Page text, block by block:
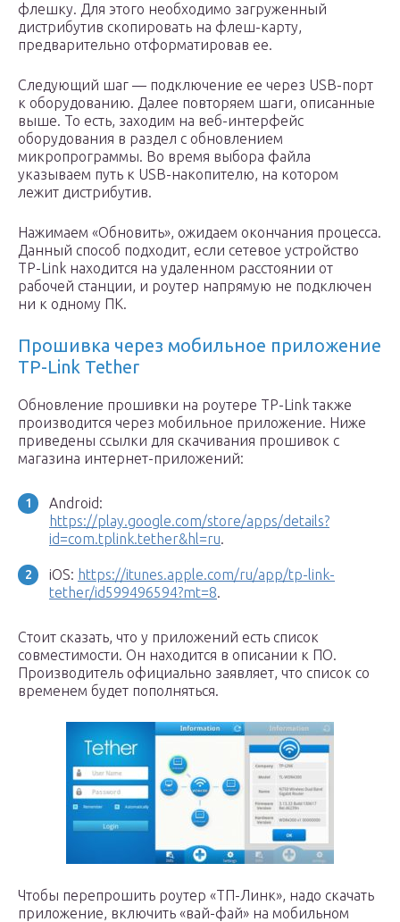
флешку. Для этого необходимо загруженный
дистрибутив скопировать на флеш-карту,
предварительно отформатировав ее.
Следующий шаг — подключение ее через USB-порт
к оборудованию. Далее повторяем шаги, описанные
выше. То есть, заходим на веб-интерфейс
оборудования в раздел с обновлением
микропрограммы. Во время выбора файла
указываем путь к USB-накопителю, на котором
лежит дистрибутив.
Нажимаем «Обновить», ожидаем окончания процесса.
Данный способ подходит, если сетевое устройство
TP-Link находится на удаленном расстоянии от
рабочей станции, и роутер напрямую не подключен
ни к одному ПК.
Прошивка через мобильное приложение
TP-Link Tether
Обновление прошивки на роутере TP-Link также
производится через мобильное приложение. Ниже
приведены ссылки для скачивания прошивок с
магазина интернет-приложений:
Android:
https://play.google.com/store/apps/details?
id=com.tplink.tether&hl=ru.
iOS: https://itunes.apple.com/ru/app/tp-link-
tether/id599496594?mt=8.
Стоит сказать, что у приложений есть список
совместимости. Он находится в описании к ПО.
Производитель официально заявляет, что список со
временем будет пополняться.
Чтобы перепрошить роутер «ТП-Линк», надо скачать
приложение, включить «вай-фай» на мобильном